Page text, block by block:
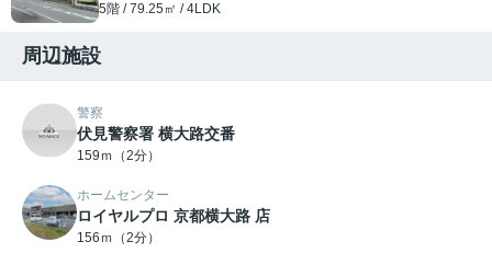
5階 / 79.25㎡ / 4LDK
周辺施設
警察
伏見警察署 横大路交番
159ｍ（2分）
ホームセンター
ロイヤルプロ 京都横大路 店
156ｍ（2分）